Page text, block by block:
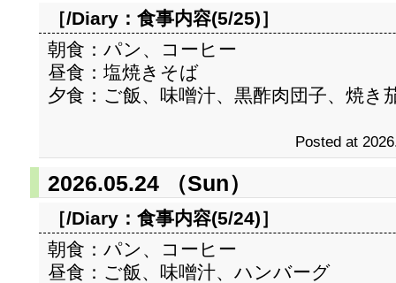
［/Diary： 食事内容(5/25)］
朝食：パン、コーヒー
昼食：塩焼きそば
夕食：ご飯、味噌汁、黒酢肉団子、焼き
Posted at
2026.05.24 （Sun）
［/Diary： 食事内容(5/24)］
朝食：パン、コーヒー
昼食：ご飯、味噌汁、ハンバーグ